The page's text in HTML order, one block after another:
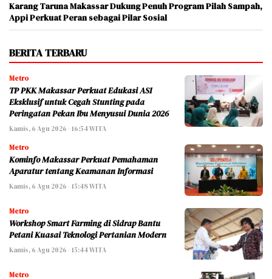
Karang Taruna Makassar Dukung Penuh Program Pilah Sampah,
Appi Perkuat Peran sebagai Pilar Sosial
BERITA TERBARU
Metro
TP PKK Makassar Perkuat Edukasi ASI
Eksklusif untuk Cegah Stunting pada
Peringatan Pekan Ibu Menyusui Dunia 2026
Kamis, 6 Agu 2026 - 16:54 WITA
Metro
Kominfo Makassar Perkuat Pemahaman
Aparatur tentang Keamanan Informasi
Kamis, 6 Agu 2026 - 15:48 WITA
Metro
Workshop Smart Farming di Sidrap Bantu
Petani Kuasai Teknologi Pertanian Modern
Kamis, 6 Agu 2026 - 15:44 WITA
Metro